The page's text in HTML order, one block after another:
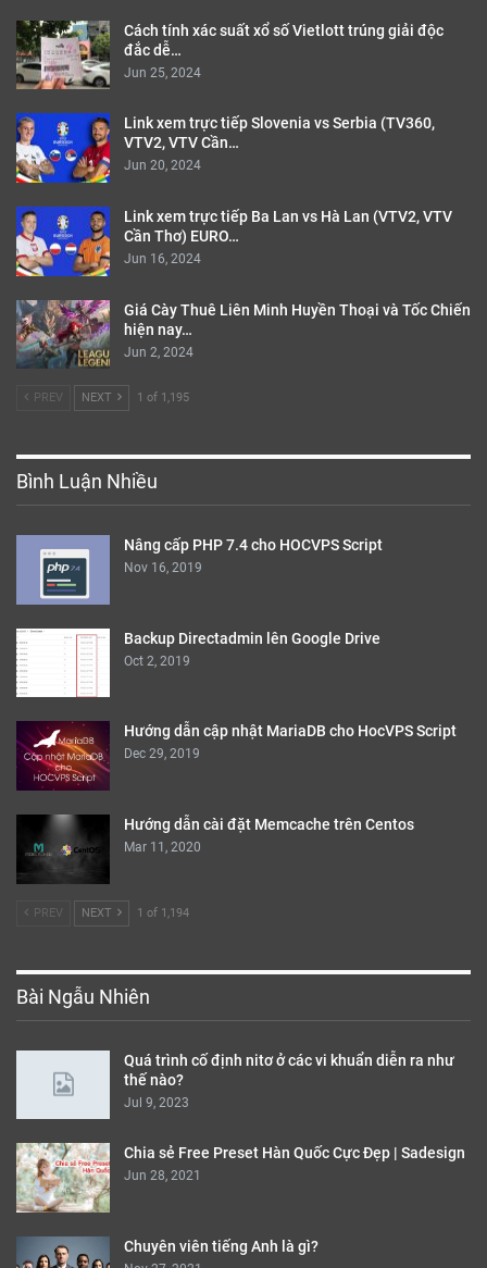
Cách tính xác suất xổ số Vietlott trúng giải độc
đắc dễ…
Jun 25, 2024
Link xem trực tiếp Slovenia vs Serbia (TV360,
VTV2, VTV Cần…
Jun 20, 2024
Link xem trực tiếp Ba Lan vs Hà Lan (VTV2, VTV
Cần Thơ) EURO…
Jun 16, 2024
Giá Cày Thuê Liên Minh Huyền Thoại và Tốc Chiến
hiện nay…
Jun 2, 2024
PREV NEXT 1 of 1,195
Bình Luận Nhiều
Nâng cấp PHP 7.4 cho HOCVPS Script
Nov 16, 2019
Backup Directadmin lên Google Drive
Oct 2, 2019
Hướng dẫn cập nhật MariaDB cho HocVPS Script
Dec 29, 2019
Hướng dẫn cài đặt Memcache trên Centos
Mar 11, 2020
PREV NEXT 1 of 1,194
Bài Ngẫu Nhiên
Quá trình cố định nitơ ở các vi khuẩn diễn ra như
thế nào?
Jul 9, 2023
Chia sẻ Free Preset Hàn Quốc Cực Đẹp | Sadesign
Jun 28, 2021
Chuyên viên tiếng Anh là gì?